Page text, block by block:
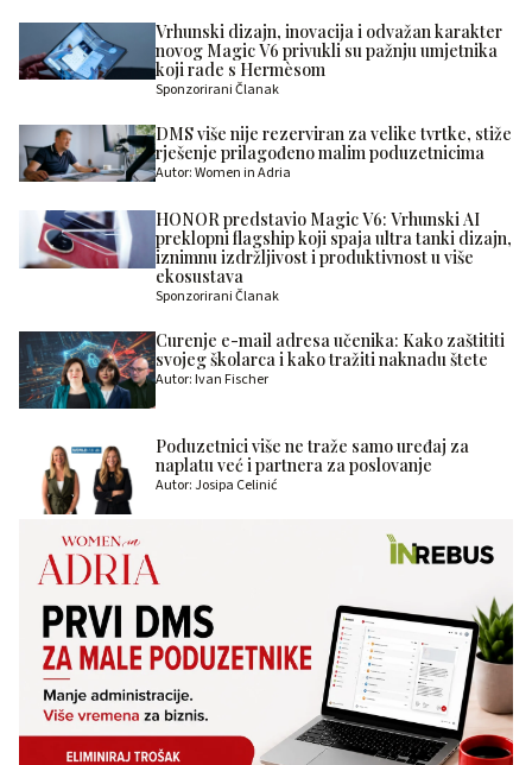
Vrhunski dizajn, inovacija i odvažan karakter
novog Magic V6 privukli su pažnju umjetnika
koji rade s Hermèsom
Sponzorirani Članak
DMS više nije rezerviran za velike tvrtke, stiže
rješenje prilagođeno malim poduzetnicima
Autor: Women in Adria
HONOR predstavio Magic V6: Vrhunski AI
preklopni flagship koji spaja ultra tanki dizajn,
iznimnu izdržljivost i produktivnost u više
ekosustava
Sponzorirani Članak
Curenje e-mail adresa učenika: Kako zaštititi
svojeg školarca i kako tražiti naknadu štete
Autor: Ivan Fischer
Poduzetnici više ne traže samo uređaj za
naplatu već i partnera za poslovanje
Autor: Josipa Celinić